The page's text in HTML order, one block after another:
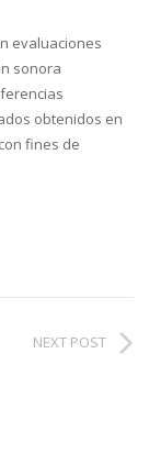
evaluaciones
sonora
obtenidos en
fines de
NEXT POST